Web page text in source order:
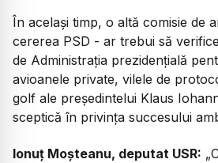
În același timp, o altă comisie de
cererea PSD - ar trebui să
de Administrația prezidențială
avioanele private, vilele de
golf ale președintelui Klaus
sceptică în privința succesului
Ionuț Moșteanu, deputat USR: